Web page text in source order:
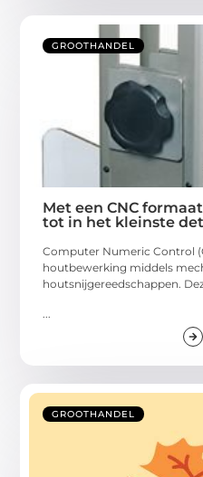
GROOTHANDEL
Met een CNC
tot in het kleinste
Computer Numeric Control
houtbewerking middels
houtsnijgereedschappen.
GROOTHANDEL